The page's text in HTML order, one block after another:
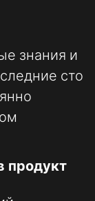
знания и
сто
продукт